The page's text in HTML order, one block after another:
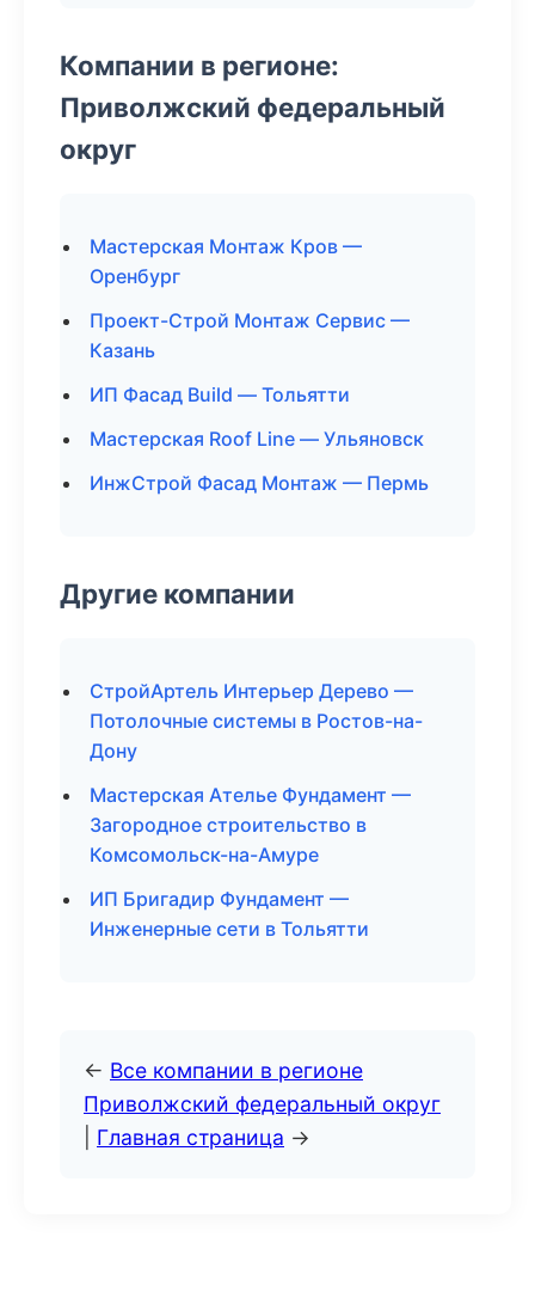
Компании в регионе:
Приволжский федеральный
округ
Мастерская Монтаж Кров —
Оренбург
Проект-Строй Монтаж Сервис —
Казань
ИП Фасад Build — Тольятти
Мастерская Roof Line — Ульяновск
ИнжСтрой Фасад Монтаж — Пермь
Другие компании
СтройАртель Интерьер Дерево —
Потолочные системы в Ростов-на-
Дону
Мастерская Ателье Фундамент —
Загородное строительство в
Комсомольск-на-Амуре
ИП Бригадир Фундамент —
Инженерные сети в Тольятти
← Все компании в регионе
Приволжский федеральный округ
Главная страница →